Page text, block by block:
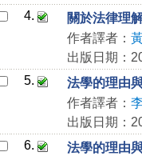
4.
關於法律理
作者譯者：
出版日期：
5.
法學的理由
作者譯者：
出版日期：
6.
法學的理由